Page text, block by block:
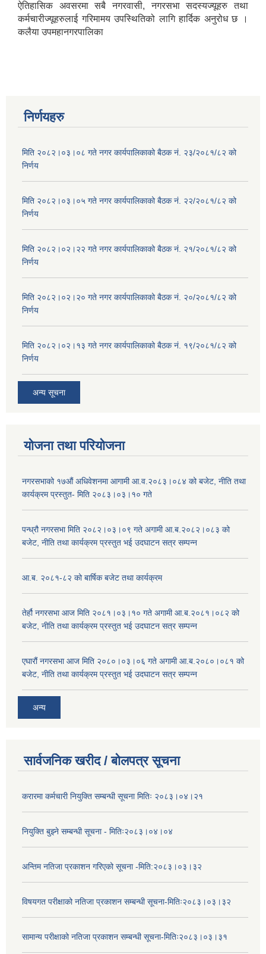
ऐतिहासिक अवसरमा सबै नगरवासी, नगरसभा सदस्यज्यूहरु तथा
कर्मचारीज्यूहरुलाई गरिमामय उपस्थितिको लागि हार्दिक अनुरोध छ ।
कलैया उपमहानगरपालिका
निर्णयहरु
मिति २०८२।०३।०८ गते नगर कार्यपालिकाको बैठक नं. २३/२०८१/८२ को
निर्णय
मिति २०८२।०३।०५ गते नगर कार्यपालिकाको बैठक नं. २२/२०८१/८२ को
निर्णय
मिति २०८२।०२।२२ गते नगर कार्यपालिकाको बैठक नं. २१/२०८१/८२ को
निर्णय
मिति २०८२।०२।२० गते नगर कार्यपालिकाको बैठक नं. २०/२०८१/८२ को
निर्णय
मिति २०८२।०२।१३ गते नगर कार्यपालिकाको बैठक नं. १९/२०८१/८२ को
निर्णय
अन्य सूचना
योजना तथा परियोजना
नगरसभाको १७औं अधिवेशनमा आगामी आ.व.२०८३।०८४ को बजेट, नीति तथा
कार्यक्रम प्रस्तुत- मिति २०८३।०३।१० गते
पन्ध्रौ नगरसभा मिति २०८२।०३।०९ गते अगामी आ.ब.२०८२।०८३ को
बजेट, नीति तथा कार्यक्रम प्रस्तुत भई उदघाटन सत्र सम्पन्न
आ.ब. २०८१-८२ को बार्षिक बजेट तथा कार्यक्रम
तेर्हौ नगरसभा आज मिति २०८१।०३।१० गते अगामी आ.ब.२०८१।०८२ को
बजेट, नीति तथा कार्यक्रम प्रस्तुत भई उदघाटन सत्र सम्पन्न
एघारौं नगरसभा आज मिति २०८०।०३।०६ गते अगामी आ.ब.२०८०।०८१ को
बजेट, नीति तथा कार्यक्रम प्रस्तुत भई उदघाटन सत्र सम्पन्न
अन्य
सार्वजनिक खरीद / बोलपत्र सूचना
करारमा कर्मचारी नियुक्ति सम्बन्धी सूचना मितिः २०८३।०४।२१
नियुक्ति बुझ्ने सम्बन्धी सूचना - मितिः२०८३।०४।०४
अन्तिम नतिजा प्रकाशन गरिएको सूचना -मिति:२०८३।०३।३२
विषयगत परीक्षाको नतिजा प्रकाशन सम्बन्धी सूचना-मितिः२०८३।०३।३२
सामान्य परीक्षाको नतिजा प्रकाशन सम्बन्धी सूचना-मितिः२०८३।०३।३१